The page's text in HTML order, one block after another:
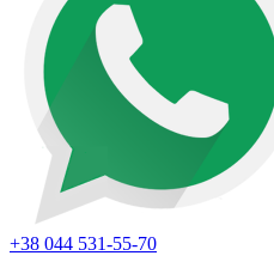
+38 044 531-55-70